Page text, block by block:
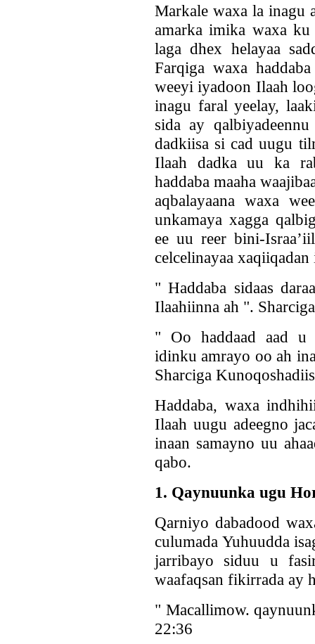
Markale waxa la inagu
amarka imika waxa
laga dhex helayaa
Farqiga waxa
weeyi iyadoon Ilaah
inagu faral yeelay,
sida ay
dadkiisa si cad uugu
Ilaah dadka uu ka
haddaba maaha
aqbalayaana waxa
unkamaya xagga
ee uu reer bini-
celcelinayaa xaqiiqadan
" Haddaba sidaas
Ilaahiinna ah ".
" Oo haddaad aad u
idinku amrayo oo ah
Sharciga
Haddaba, waxa
Ilaah uugu adeegno
inaan samayno uu
qabo.
1. Qaynuunka ugu
Qarniyo dabadood
culumada Yuhuudda
jarribayo siduu u
waafaqsan fikirrada ay
" Macallimow.
22:36